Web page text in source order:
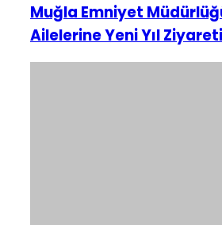
Muğla Emniyet
Ailelerine Yeni Yıl Ziyareti